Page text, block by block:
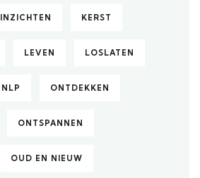
INZICHTEN KERST
LEVEN LOSLATEN
NLP ONTDEKKEN
ONTSPANNEN
OUD EN NIEUW